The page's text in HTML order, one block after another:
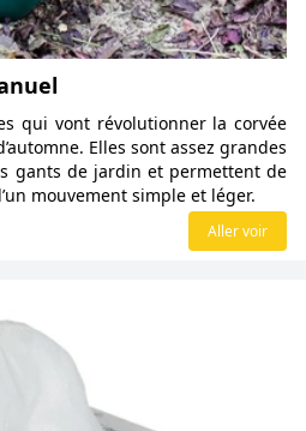
qui vont révolutionner la corvée
Elles sont assez grandes
gants de jardin et permettent de
mouvement simple et léger.
Aller voir